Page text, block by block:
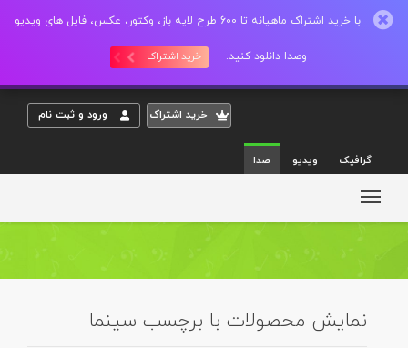
با خرید اشتراک ماهیانه تا 600 طرح لایه باز، وکتور، عکس، فایل های ویدیو
وصدا دانلود کنید. خرید اشتراک
خريد اشتراک ورود و ثبت نام
گرافیک ویدیو صدا
نمایش محصولات با برچسب سینما